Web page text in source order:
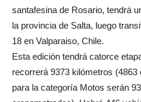
santafesina de Rosario, tendrá
la provincia de Salta, luego
18 en Valparaiso, Chile.
Esta edición tendrá catorce
recorrerá 9373 kilómetros
para la categoría Motos serán